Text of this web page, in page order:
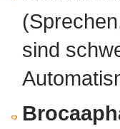
sind